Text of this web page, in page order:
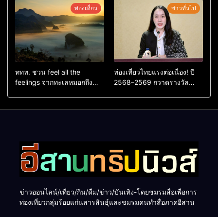
หลังผู้ร่วมกิจกรรมร่วมโหวต
ชนะกว่า 10,000 คะแนน
ยกระดับเศรษฐกิจดิจิทัลอีสาน
ท่องเที่ยว
ททท. ชวน feel all the
feelings จากทะเลหมอกถึง
ข่าวทั่วไป
ท่องเที่ยวไทยแรงต่อเนื่อง! ปี
2568–2569 กวาดรางวัล
ข่าวออนไลน์/เที่ยว/กิน/ดื่ม/ข่าว/บันเทิง-โดยชมรมสื่อเพื่อการ
ท่องเที่ยวกลุ่มร้อยแก่นสารสินธุ์และชมรมคนทำสื่อภาคอีสาน